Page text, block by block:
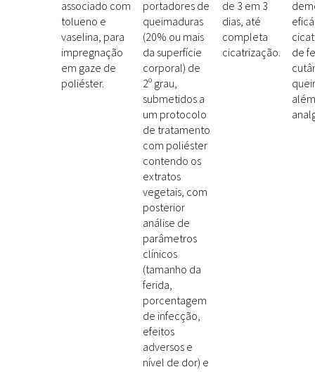
associado com
tolueno e
vaselina, para
impregnação
em gaze de
poliéster.
portadores de
queimaduras
(20% ou mais
da superfície
corporal) de
2º grau,
submetidos a
um protocolo
de tratamento
com poliéster
contendo os
extratos
vegetais, com
posterior
análise de
parâmetros
clínicos
(tamanho da
ferida,
porcentagem
de infecção,
efeitos
adversos e
nível de dor) e
de 3 em 3
dias, até
completa
cicatrização.
de